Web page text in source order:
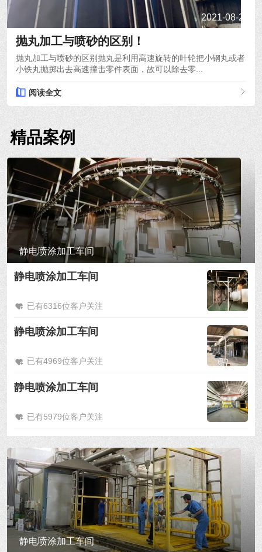
2021-08-20
抛丸加工与喷砂的区别！
抛丸加工与喷砂的区别抛丸是利用高速旋转的叶轮把小钢丸或者
小铁丸抛掷出去高速撞击零件表面，故可以除去零...
阅读全文
精品案例
静电喷涂加工车间
静电喷涂加工车间
已有6316位客户关注
静电喷涂加工车间
已有4969位客户关注
静电喷涂加工车间
已有5979位客户关注
静电喷涂加工车间